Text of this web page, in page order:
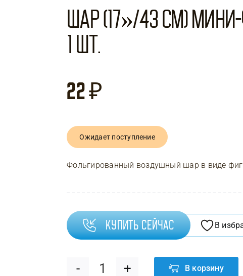
Шар (17»/43 см)
1 шт.
22₽
Ожидает поступление
Фольгированный воздушный шар в виде
Купить сейчас В
В корзину